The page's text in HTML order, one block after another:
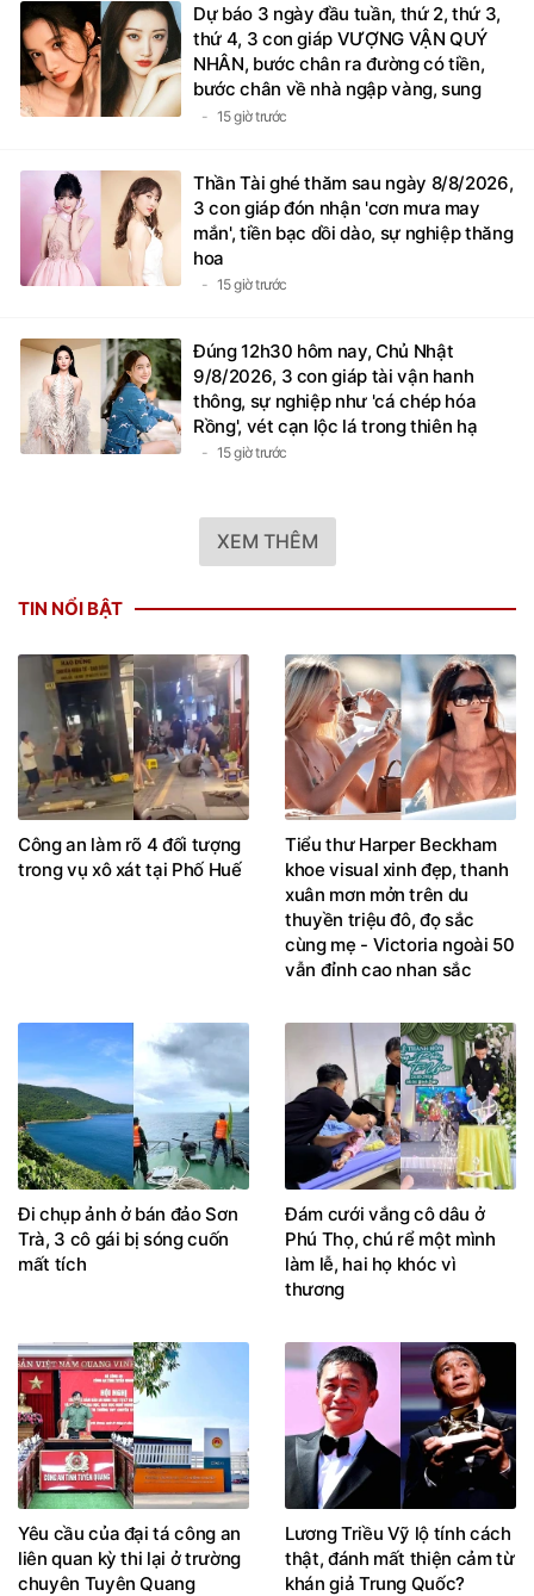
Dự báo 3 ngày đầu tuần, thứ 2, thứ 3,
thứ 4, 3 con giáp VƯỢNG VẬN QUÝ
NHÂN, bước chân ra đường có tiền,
bước chân về nhà ngập vàng, sung
sướng như Tiên
15 giờ trước
Thần Tài ghé thăm sau ngày 8/8/2026,
3 con giáp đón nhận 'cơn mưa may
mắn', tiền bạc dồi dào, sự nghiệp thăng
hoa
15 giờ trước
Đúng 12h30 hôm nay, Chủ Nhật
9/8/2026, 3 con giáp tài vận hanh
thông, sự nghiệp như 'cá chép hóa
Rồng', vét cạn lộc lá trong thiên hạ
15 giờ trước
XEM THÊM
TIN NỔI BẬT
Công an làm rõ 4 đối tượng
trong vụ xô xát tại Phố Huế
Tiểu thư Harper Beckham
khoe visual xinh đẹp, thanh
xuân mơn mởn trên du
thuyền triệu đô, đọ sắc
cùng mẹ - Victoria ngoài 50
vẫn đỉnh cao nhan sắc
Đi chụp ảnh ở bán đảo Sơn
Trà, 3 cô gái bị sóng cuốn
mất tích
Đám cưới vắng cô dâu ở
Phú Thọ, chú rể một mình
làm lễ, hai họ khóc vì
thương
Yêu cầu của đại tá công an
liên quan kỳ thi lại ở trường
chuyên Tuyên Quang
Lương Triều Vỹ lộ tính cách
thật, đánh mất thiện cảm từ
khán giả Trung Quốc?